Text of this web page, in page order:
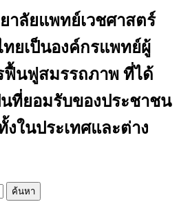
าลัยแพทย์เวชศาสตร์
ยเป็นองค์กรแพทย์ผู้
ฟื้นฟูสมรรถภาพ ที่ได้
ที่ยอมรับของประชาชน
ในประเทศและต่าง